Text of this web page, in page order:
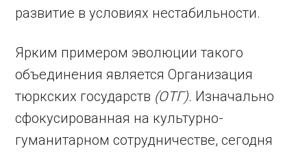
развитие в условиях нестабильности.
Ярким примером эволюции такого
объединения является Организация
тюркских государств (ОТГ). Изначально
сфокусированная на культурно-
гуманитарном сотрудничестве, сегодня